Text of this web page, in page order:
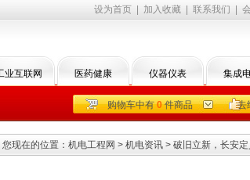
业互联网 医药健康 仪器仪表 集成
设为首页 加入收藏 联系我们
购物车中有0件商品 去
您现在的位置： 机电工程网 > 机电资讯 > 破旧立新，长安